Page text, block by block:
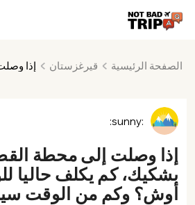
الصفحة الرئيسية قيرغزستان
:sunny:
إذا وصلت إلى محطة
بشكيك، كم يكلف حاليا
أوش؟ وكم من الوقت